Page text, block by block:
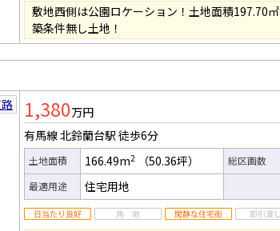
敷地西側は公園ロケーション！土地面積197.70
築条件無し土地！
1,380万円
有馬線 北鈴蘭台駅 徒歩6分
土地面積 166.49m2 （50.36坪）
総区画数
最適用途
住宅用地